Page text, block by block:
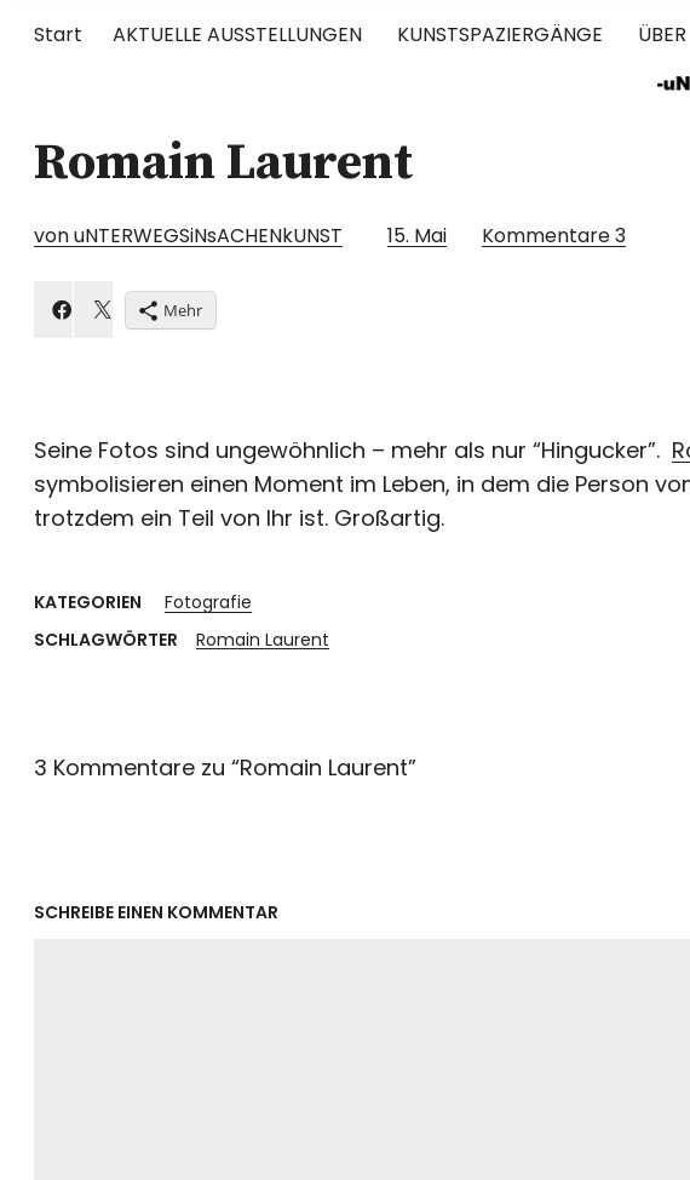
Start AKTUELLE AUSSTELLUNGEN KUNSTSPAZIERGÄNGE ÜBER
UNTERWEGS IN
RUND UM DIE ZEITGENÖSSISCHE KUNST
Romain Laurent
von uNTERWEGSiNsACHENkUNST 15. Mai Kommentare3
Mehr
Seine Fotos sind ungewöhnlich – mehr als nur “Hingucker”.
symbolisieren einen Moment im Leben, in dem die Person
trotzdem ein Teil von Ihr ist. Großartig.
KATEGORIEN
Fotografie
SCHLAGWÖRTER
Romain Laurent
3 Kommentare zu “Romain Laurent”
SCHREIBE EINEN KOMMENTAR